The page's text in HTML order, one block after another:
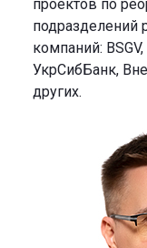
проектов по
подразделений
компаний:
УкрСибБанк,
других.